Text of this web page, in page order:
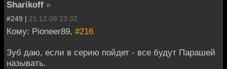
Sharikoff »
#249 | 21.12.08 23:32
Кому: Pioneer89, #216
Зуб даю, если в серию пойдет - все будут Парашей
называть.